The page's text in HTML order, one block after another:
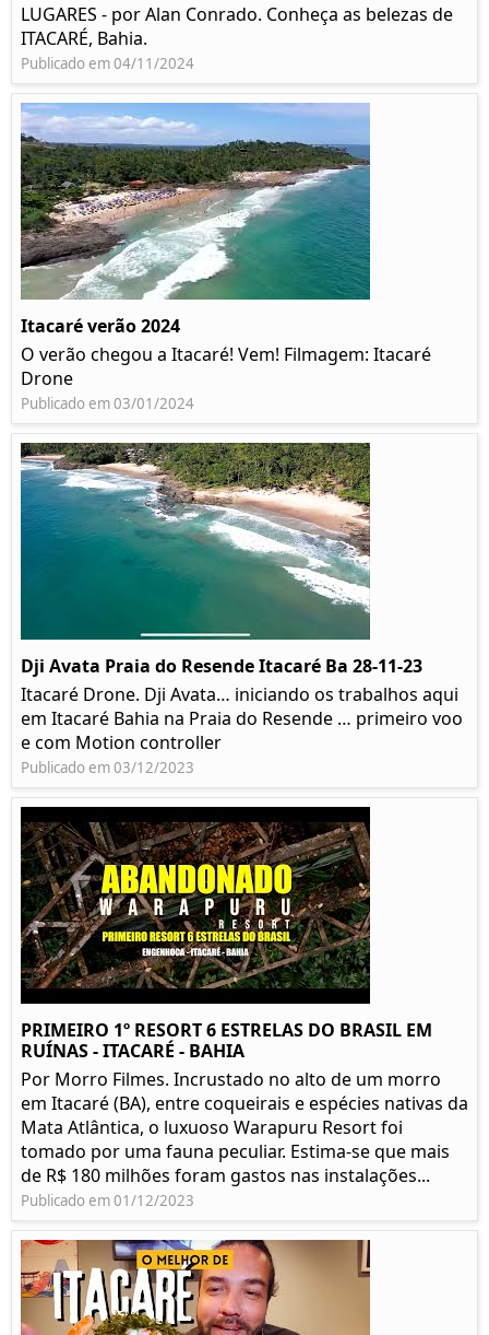
LUGARES - por Alan Conrado. Conheça as belezas de
ITACARÉ, Bahia.
Publicado em 04/11/2024
Itacaré verão 2024
O verão chegou a Itacaré! Vem! Filmagem: Itacaré
Drone
Publicado em 03/01/2024
Dji Avata Praia do Resende Itacaré Ba 28-11-23
Itacaré Drone. Dji Avata… iniciando os trabalhos aqui
em Itacaré Bahia na Praia do Resende … primeiro voo
e com Motion controller
Publicado em 03/12/2023
PRIMEIRO 1º RESORT 6 ESTRELAS DO BRASIL EM
RUÍNAS - ITACARÉ - BAHIA
Por Morro Filmes. Incrustado no alto de um morro
em Itacaré (BA), entre coqueirais e espécies nativas da
Mata Atlântica, o luxuoso Warapuru Resort foi
tomado por uma fauna peculiar. Estima-se que mais
de R$ 180 milhões foram gastos nas instalações...
Publicado em 01/12/2023